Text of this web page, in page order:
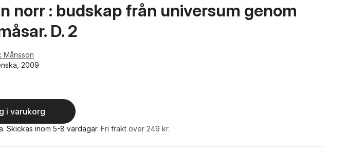
norr : budskap från universum genom
D. 2
Månsson
2009
i varukorg
Skickas inom 5-8 vardagar. Fri frakt över 249 kr.